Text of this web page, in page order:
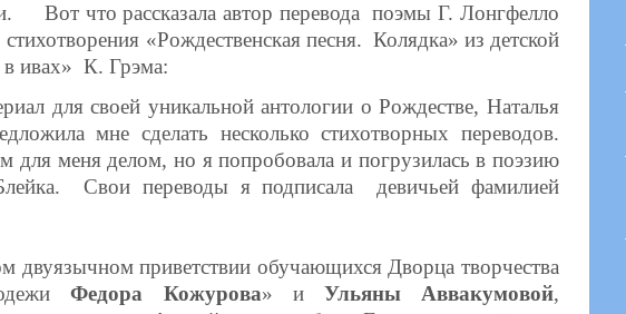
Вот что рассказала автор перевода поэмы Г. Лонгфелло
«Рождественская песня. Колядка» из детской
в ивах» К. Грэма:
для своей уникальной антологии о Рождестве, Наталья
мне сделать несколько стихотворных переводов.
для меня делом, но я попробовала и погрузилась в поэзию
Свои переводы я подписала девичьей фамилией
двуязычном приветствии обучающихся Дворца творчества
Федора Кожурова» и Ульяны Аввакумовой,